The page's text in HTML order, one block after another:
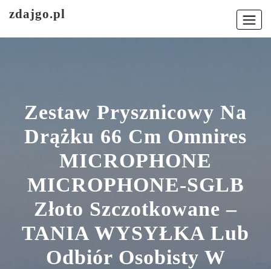
zdajgo.pl
Zestaw Prysznicowy Na
Drążku 66 Cm Omnires
MICROPHONE
MICROPHONE-SGLB
Złoto Szczotkowane –
TANIA WYSYŁKA Lub
Odbiór Osobisty W